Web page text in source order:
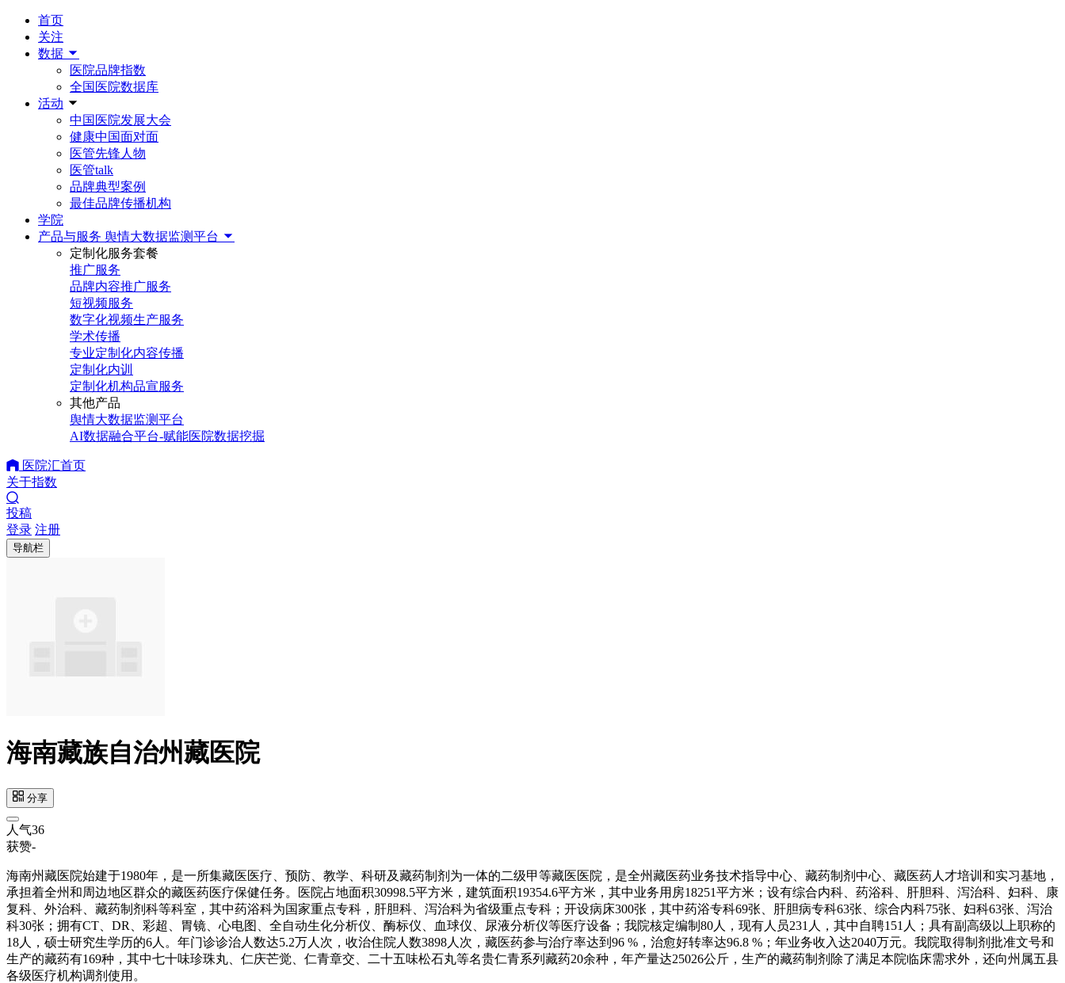
首页
关注
数据
医院品牌指数
全国医院数据库
活动
中国医院发展大会
健康中国面对面
医管先锋人物
医管talk
品牌典型案例
最佳品牌传播机构
学院
产品与服务 舆情大数据监测平台
定制化服务套餐
推广服务
品牌内容推广服务
短视频服务
数字化视频生产服务
学术传播
专业定制化内容传播
定制化内训
定制化机构品宣服务
其他产品
舆情大数据监测平台
AI数据融合平台-赋能医院数据挖掘
医院汇首页
关于指数
投稿
登录 注册
导航栏
海南藏族自治州藏医院
分享
人气36
获赞-
海南州藏医院始建于1980年，是一所集藏医医疗、预防、教学、科研及藏药制剂为一体的二级甲等藏医医院，是全州藏医药业务技术指导中心、藏药制剂中心、藏医药人才培训和实习基地，
承担着全州和周边地区群众的藏医药医疗保健任务。医院占地面积30998.5平方米，建筑面积19354.6平方米，其中业务用房18251平方米；设有综合内科、药浴科、肝胆科、泻治科、妇科、康
复科、外治科、藏药制剂科等科室，其中药浴科为国家重点专科，肝胆科、泻治科为省级重点专科；开设病床300张，其中药浴专科69张、肝胆病专科63张、综合内科75张、妇科63张、泻治
科30张；拥有CT、DR、彩超、胃镜、心电图、全自动生化分析仪、酶标仪、血球仪、尿液分析仪等医疗设备；我院核定编制80人，现有人员231人，其中自聘151人；具有副高级以上职称的
18人，硕士研究生学历的6人。年门诊诊治人数达5.2万人次，收治住院人数3898人次，藏医药参与治疗率达到96 %，治愈好转率达96.8 %；年业务收入达2040万元。我院取得制剂批准文号和
生产的藏药有169种，其中七十味珍珠丸、仁庆芒觉、仁青章交、二十五味松石丸等名贵仁青系列藏药20余种，年产量达25026公斤，生产的藏药制剂除了满足本院临床需求外，还向州属五县
各级医疗机构调剂使用。